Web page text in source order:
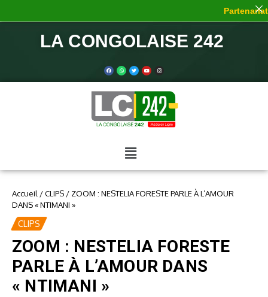
LA CONGOLAISE 242
Accueil /CLIPS / ZOOM : NESTELIA FORESTE PARLE À L’AMOUR
DANS « NTIMANI »
CLIPS
ZOOM : NESTELIA FORESTE
PARLE À L’AMOUR DANS
« NTIMANI »
Partenariat